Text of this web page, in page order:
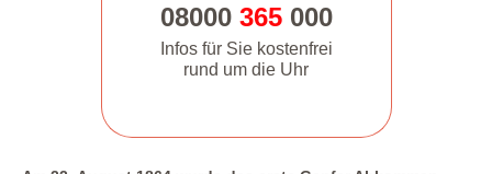
08000 365000
Infos für Sie kostenfrei
rund um die Uhr